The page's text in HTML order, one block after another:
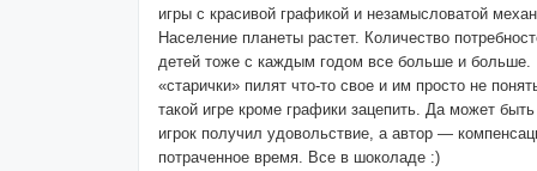
игры с красивой графикой и незамысловатой
Население планеты растет. Количество
детей тоже с каждым годом все больше и больше.
«старички» пилят что-то свое и им просто не
такой игре кроме графики зацепить. Да может
игрок получил удовольствие, а автор —
потраченное время. Все в шоколаде :)